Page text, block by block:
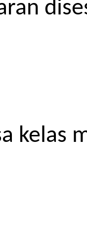
kelas